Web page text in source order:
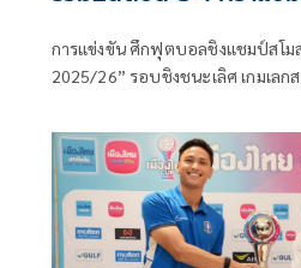
การแข่งขัน ศึกฟุตบอลชิงแชมป์สโมส
2025/26” รอบชิงชนะเลิศ เกมเล